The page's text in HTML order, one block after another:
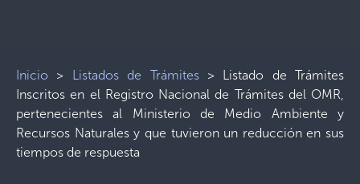
Inicio > Listados de Trámites> Listado de Trámites
Inscritos en el Registro Nacional de Trámites del OMR,
pertenecientes al Ministerio de Medio Ambiente y
Recursos Naturales y que tuvieron un reducción en sus
tiempos de respuesta